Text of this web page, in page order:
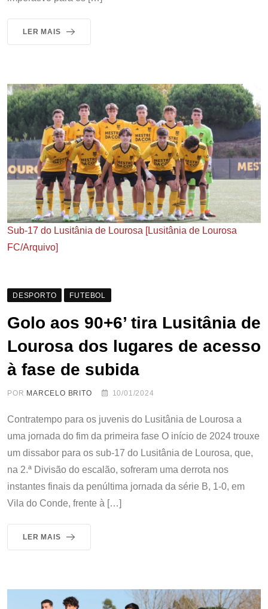
LER MAIS
Sub-17 do Lusitânia de Lourosa [Lusitânia de Lourosa
FC/Arquivo]
DESPORTO FUTEBOL
Golo aos 90+6’ tira Lusitânia de
Lourosa dos lugares de acesso
à fase de subida
POR MARCELO BRITO 10/01/2024
Contratempo para os juvenis do Lusitânia de Lourosa a
uma jornada do fim da primeira fase O início de 2024 trouxe
um dissabor para os sub-17 do Lusitânia de Lourosa, que,
na 2.ª Divisão do escalão, sofreram uma derrota nos
instantes finais da penúltima jornada da série B, 1-0, em
Vila do Conde, frente à […]
LER MAIS